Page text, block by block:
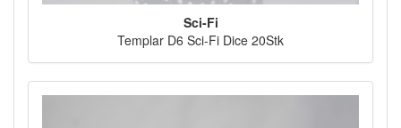
Sci-Fi
Templar D6 Sci-Fi Dice 20Stk